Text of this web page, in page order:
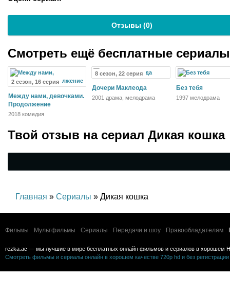
Отзывы (0)
Смотреть ещё бесплатные
2 сезон, 16 серия
Между нами, девочками.
Продолжение
2018 комедия
8 сезон, 22 серия
Дочери Маклеода
2001 драма, мелодрама
Без тебя
1997 мелодрама
Твой отзыв на сериал Дикая кошка
Главная » Сериалы » Дикая кошка
Фильмы Мультфильмы Сериалы Передачи и шоу Правообладателям
rezka.ac — мы лучшие в мире бесплатных онлайн фильмов и сериалов в хорошем
Смотреть фильмы и сериалы онлайн в хорошем качестве 720p hd и без